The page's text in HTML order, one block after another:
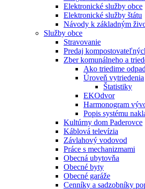
Elektronické služby obce
Elektronické služby štátu
Návody k základným
Služby obce
Stravovanie
Predaj
Zber komunálneho a
Ako triedime
Úroveň vytriedenia
Štatistiky
EKOdvor
Harmonogram
Popis systému
Kultúrny dom Paderovce
Káblová televízia
Závlahový vodovod
Práce s mechanizmami
Obecná ubytovňa
Obecné byty
Obecné garáže
Cenníky a sadzobníky